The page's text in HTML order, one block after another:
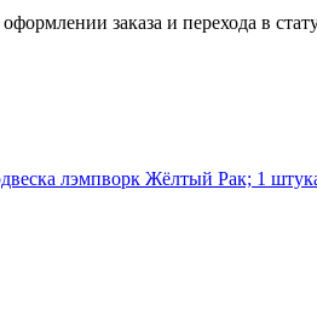
заказа и перехода в
лэмпворк Жёлтый Рак; 1